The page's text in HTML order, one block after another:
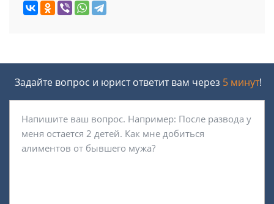
Задайте вопрос и юрист ответит вам через 5 минут!